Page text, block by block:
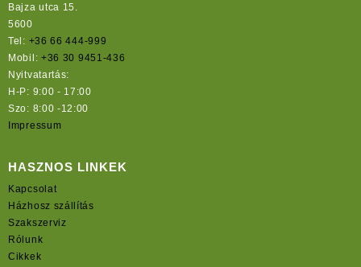
Bajza utca 15.
5600
Tel: +36 66 444-999
Mobil: +36 30 9451-436
Nyitvatartás:
H-P: 9:00 - 17:00
Szo: 8:00 -12:00
Impressum
HASZNOS LINKEK
Kapcsolat
Házhosz szállítás
Szakszerviz
Rólunk
Cikkek